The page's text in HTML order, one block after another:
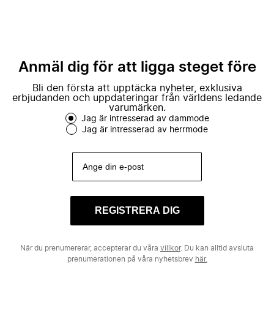
Anmäl dig för att ligga steget före
Bli den första att upptäcka nyheter, exklusiva
erbjudanden och uppdateringar från världens ledande
varumärken.
Jag är intresserad av dammode
Jag är intresserad av herrmode
REGISTRERA DIG
När du prenumererar, accepterar du våra villkor. Du kan alltid avsluta
prenumerationen på våra nyhetsbrev här.